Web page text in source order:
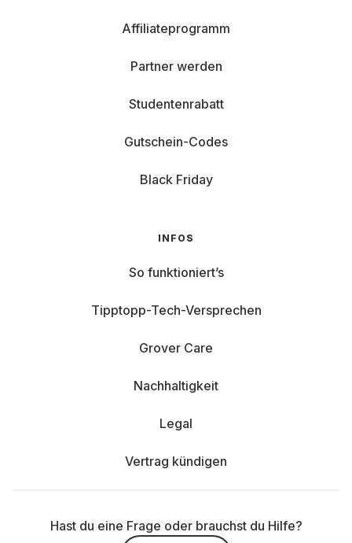
Affiliateprogramm
Partner werden
Studentenrabatt
Gutschein-Codes
Black Friday
INFOS
So funktioniert’s
Tipptopp-Tech-Versprechen
Grover Care
Nachhaltigkeit
Legal
Vertrag kündigen
Hast du eine Frage oder brauchst du Hilfe?